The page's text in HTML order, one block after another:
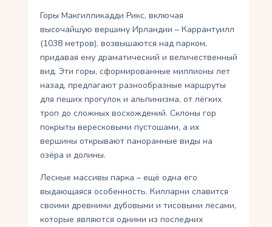
Горы Макгилликадди Рикс, включая
высочайшую вершину Ирландии – Каррантуилл
(1038 метров), возвышаются над парком,
придавая ему драматический и величественный
вид. Эти горы, сформированные миллионы лет
назад, предлагают разнообразные маршруты
для пеших прогулок и альпинизма, от лёгких
троп до сложных восхождений. Склоны гор
покрыты вересковыми пустошами, а их
вершины открывают панорамные виды на
озёра и долины.
Лесные массивы парка – ещё одна его
выдающаяся особенность. Килларни славится
своими древними дубовыми и тисовыми лесами,
которые являются одними из последних